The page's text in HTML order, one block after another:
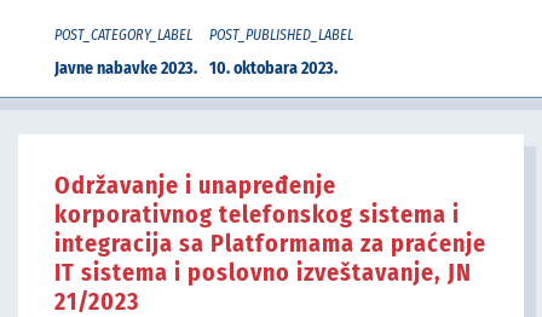
POST_CATEGORY_LABEL
Javne nabavke 2023.
POST_PUBLISHED_LABEL
10. oktobara 2023.
Održavanje i unapređenje
korporativnog telefonskog sistema i
integracija sa Platformama za praćenje
IT sistema i poslovno izveštavanje, JN
21/2023